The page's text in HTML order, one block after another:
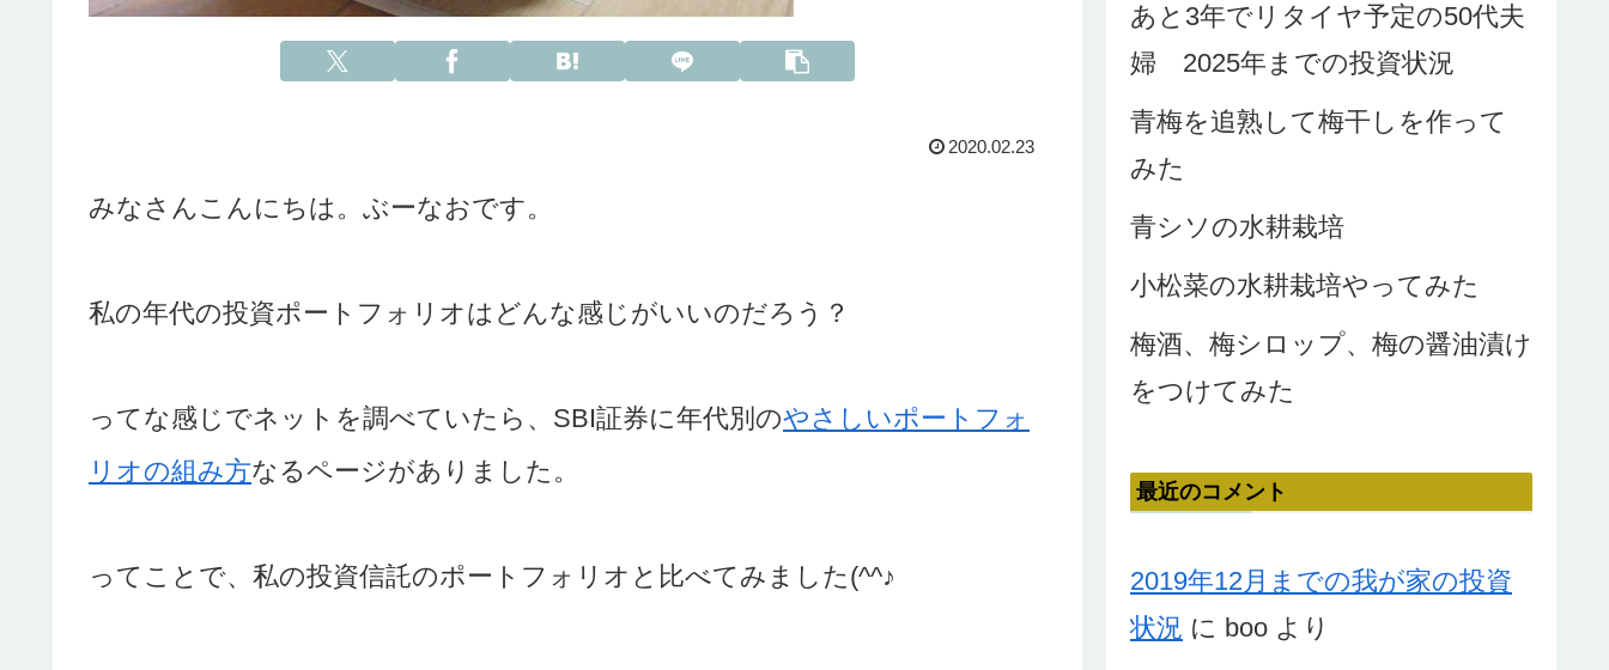
2020.02.23
みなさんこんにちは。ぶーなおです。
私の年代の投資ポートフォリオはどんな感じがいいのだろう？
ってな感じでネットを調べていたら、SBI証券に年代別のやさしいポートフォ
リオの組み方なるページがありました。
ってことで、私の投資信託のポートフォリオと比べてみました(^^♪
あと3年でリタイヤ予定の50代夫
婦 2025年までの投資状況
青梅を追熟して梅干しを作って
みた
青シソの水耕栽培
小松菜の水耕栽培やってみた
梅酒、梅シロップ、梅の醤油漬け
をつけてみた
最近のコメント
2019年12月までの我が家の投資
状況 に boo より